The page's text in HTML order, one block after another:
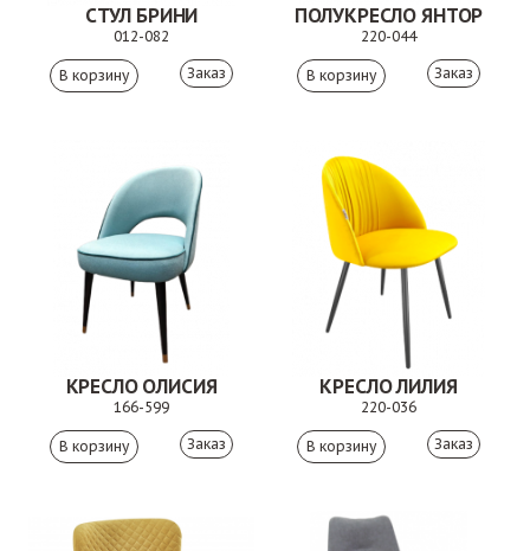
СТУЛ БРИНИ
012-082
Заказ
ПОЛУКРЕСЛО ЯНТОР
220-044
Заказ
КРЕСЛО ОЛИСИЯ
166-599
Заказ
КРЕСЛО ЛИЛИЯ
220-036
Заказ